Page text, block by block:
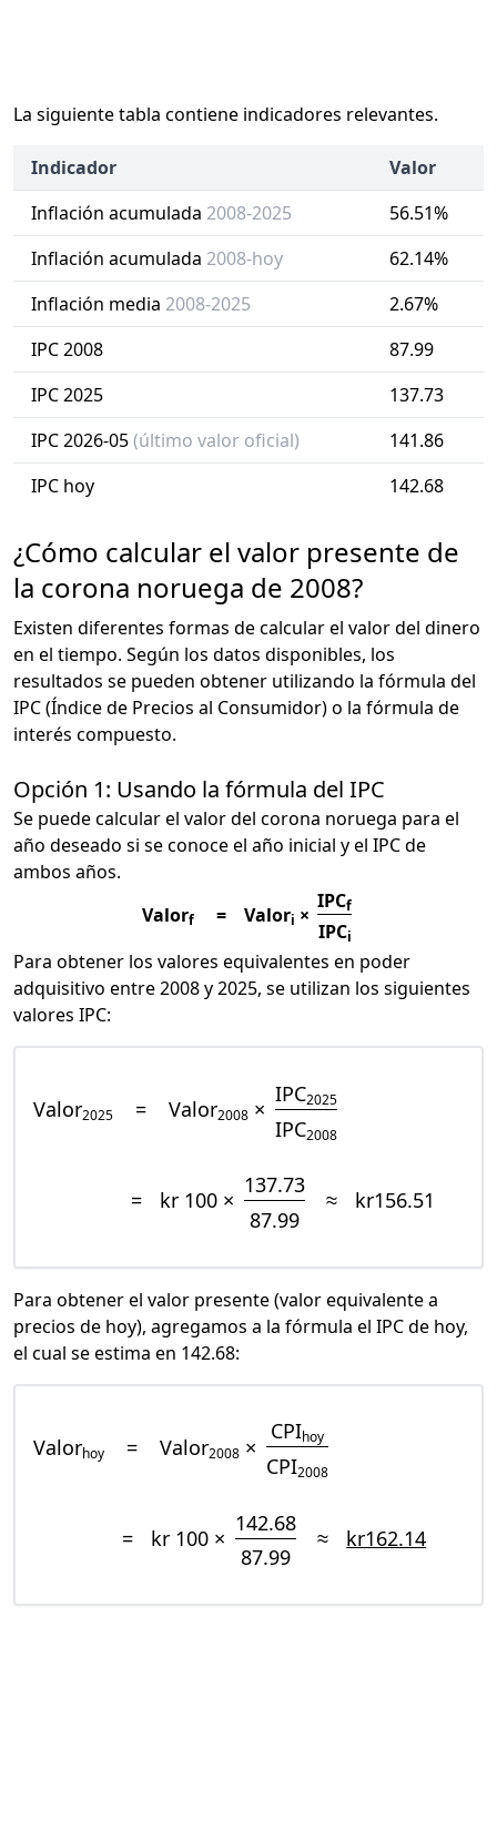
La siguiente tabla contiene indicadores relevantes.
Indicador
Valor
Inflación acumulada 2008-2025
56.51%
Inflación acumulada 2008-hoy
62.14%
Inflación media 2008-2025
2.67%
IPC 2008
87.99
IPC 2025
137.73
IPC 2026-05(último valor oficial)
141.86
IPC hoy
142.68
¿Cómo calcular el valor presente de
la corona noruega de 2008?
Existen diferentes formas de calcular el valor del dinero
en el tiempo. Según los datos disponibles, los
resultados se pueden obtener utilizando la fórmula del
IPC (Índice de Precios al Consumidor) o la fórmula de
interés compuesto.
Opción 1: Usando la fórmula del IPC
Se puede calcular el valor del corona noruega para el
año deseado si se conoce el año inicial y el IPC de
ambos años.
Valorf = Valori ×
IPCf
IPCi
Para obtener los valores equivalentes en poder
adquisitivo entre 2008 y 2025, se utilizan los siguientes
valores IPC:
Valor2025 = Valor2008 ×
IPC2025
IPC2008
= kr 100 ×
137.73
87.99
≈ kr156.51
Para obtener el valor presente (valor equivalente a
precios de hoy), agregamos a la fórmula el IPC de hoy,
el cual se estima en 142.68:
Valorhoy = Valor2008 ×
CPIhoy
CPI2008
= kr 100 ×
142.68
87.99
≈ kr162.14